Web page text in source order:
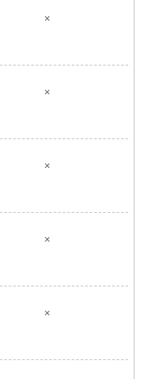
×
×
×
×
×